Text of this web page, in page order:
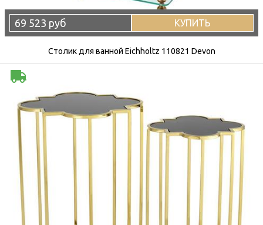
69 523 руб КУПИТЬ
Столик для ванной Eichholtz 110821 Devon